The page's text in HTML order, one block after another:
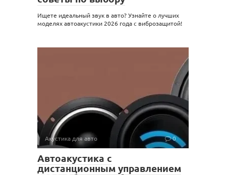
Ищете идеальный звук в авто? Узнайте о лучших
моделях автоакустики 2026 года с виброзащитой!
Акустика для авто 0
Автоакустика с
дистанционным управлением